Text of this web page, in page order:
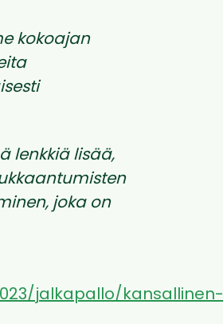
kokoajan
lenkkiä lisää,
joka on
jalkapallo/kansallinen-